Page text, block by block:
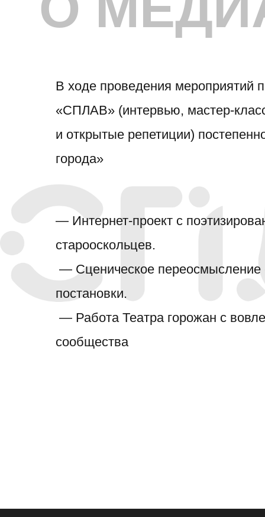
В ходе проведения мероприятий
«СПЛАВ» (интервью, мастер-
и открытые репетиции)
города»
— Интернет-проект с
старооскольцев.
— Сценическое
постановки.
— Работа Театра горожан с
сообщества